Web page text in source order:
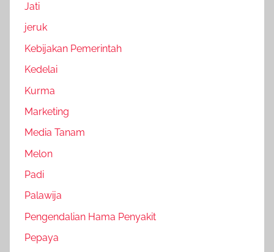
Jati
jeruk
Kebijakan Pemerintah
Kedelai
Kurma
Marketing
Media Tanam
Melon
Padi
Palawija
Pengendalian Hama Penyakit
Pepaya